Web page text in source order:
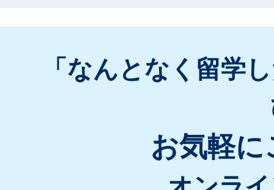
「なんとなく留学
お気軽